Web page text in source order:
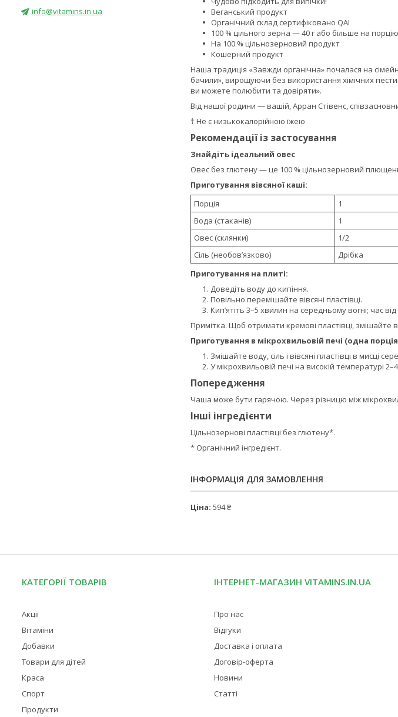
Веганський продукт
Органічний склад сертифіковано QAI
100 % цільного зерна — 40 г або більше на порцію
На 100 % цільнозерновий продукт
Кошерний продукт
Наша традиція «Завжди органічна» почалася на
бачили», вирощуючи без використання хімічних
ви можете полюбити та довіряти».
Від нашої родини — вашій, Арран Стівенс,
† Не є низькокалорійною їжею
Рекомендації із застосування
Знайдіть ідеальний овес
Овес без глютену — це 100 % цільнозерновий
Приготування вівсяної каші:
Порція
1
Вода (стаканів)
1
Овес (склянки)
1/2
Сіль (необов’язково)
Дрібка
Приготування на плиті:
Доведіть воду до кипіння.
Повільно перемішайте вівсяні пластівці.
Кип’ятіть 3–5 хвилин на середньому вогні; час
Примітка. Щоб отримати кремові пластівці, змішайте
Приготування в мікрохвильовій печі (одна
Змішайте воду, сіль і вівсяні пластівці в мисці
У мікрохвильовій печі на високій температурі
Попередження
Чаша може бути гарячою. Через різницю між
Інші інгредієнти
Цільнозернові пластівці без глютену*.
* Органічний інгредієнт.
ІНФОРМАЦІЯ ДЛЯ ЗАМОВЛЕННЯ
Ціна: 594 ₴
info@vitamins.in.ua
КАТЕГОРІЇ ТОВАРІВ
Акції
Вітаміни
Добавки
Товари для дітей
Краса
Спорт
Продукти
ІНТЕРНЕТ-МАГАЗИН VITAMINS.IN.UA
Про нас
Відгуки
Доставка і оплата
Договір-оферта
Новини
Статті